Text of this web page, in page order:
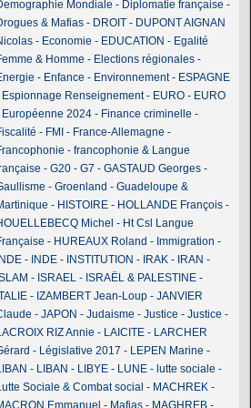
Mondiale - Diplomatie française -
& Mafias- DROIT- DUPONT AIGNAN
- Economie - EDUCATION - Egalité
& Homme - Elections régionales-
- Enfance - Environnement- ESPAGNE
Espionnage Renseignement- EURO- EURO
Européenne 2024- Finance criminelle -
- FMI - France-Allemagne -
- francophonie & Langue
- G20- G7 - GASTAUD Georges-
- Groenland - Guadeloupe &
- HISTOIRE- HOLLANDE François-
Michel - Ht Csl Langue
- HUREAUX Roland - Immigration -
- INDE- INSTITUTION - IRAK- IRAN -
- ISRAEL- ISRAËL & PALESTINE-
- IZAMBERT Jean-Loup- JANVIER
- JAPON - Judaisme - Justice - Justice -
RIZ Annie - LAICITE- LARCHER
- Législative 2017 - LEPEN Marine -
- LIBAN - LIBYE- LUNE- lutte sociale -
Sociale & Combat social - MACHREK-
Emmanuel - Mafias- MAGHREB-